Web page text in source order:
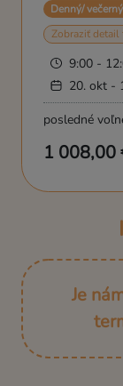
Denný/
Zobraziť detail
9:00 -
20. okt -
posledné
1 008,00
Je